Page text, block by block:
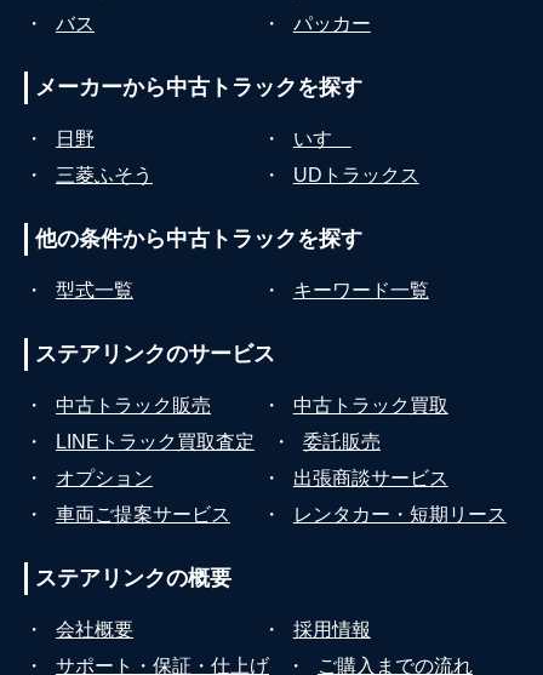
・
バス ・ パッカー
メーカーから中古トラックを探す
・ 日野 ・
いすゞ
・
三菱ふそう ・ UDトラックス
他の条件から中古トラックを探す
・ 型式一覧 ・ キーワード一覧
ステアリンクのサービス
・ 中古トラック販売 ・
中古トラック買取
・
LINEトラック買取査定 ・
委託販売
・
オプション ・
出張商談サービス
・
車両ご提案サービス ・ レンタカー・短期リース
ステアリンクの概要
・ 会社概要 ・
採用情報
・
サポート・保証・仕上げ ・ ご購入までの流れ